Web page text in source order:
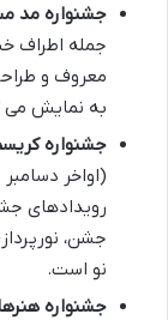
جشنواره مد
جمله اطراف
معروف و
به نمایش می
جشنواره
(اواخر دسامبر
رویدادهای
جشن،
نو است.
جشنواره